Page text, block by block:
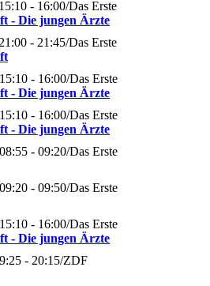
- 16:00/Das Erste
- Die jungen Ärzte
- 21:45/Das Erste
15:10 - 16:00/Das Erste
- Die jungen Ärzte
15:10 - 16:00/Das Erste
- Die jungen Ärzte
08:55 - 09:20/Das Erste
09:20 - 09:50/Das Erste
15:10 - 16:00/Das Erste
- Die jungen Ärzte
- 20:15/ZDF